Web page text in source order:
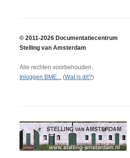
© 2011-2026 Documentatiecentrum
Stelling van Amsterdam
Alle rechten voorbehouden.
Inloggen BME... (Wat is dit?)